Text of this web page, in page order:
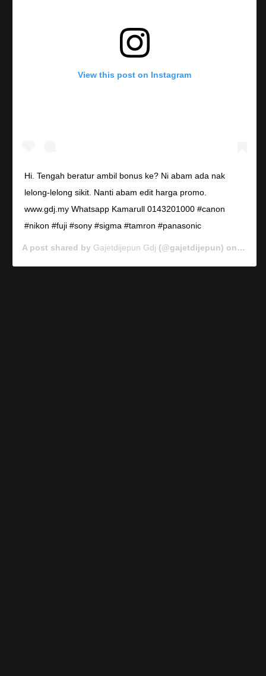
View this post on Instagram
Hi. Tengah beratur ambil bonus ke? Ni abam ada nak
lelong-lelong sikit. Nanti abam edit harga promo.
www.gdj.my Whatsapp Kamarull 0143201000 #canon
#nikon #fuji #sony #sigma #tamron #panasonic
A post shared by Gajetdijepun Gdj (@gajetdijepun) on Jan 7,